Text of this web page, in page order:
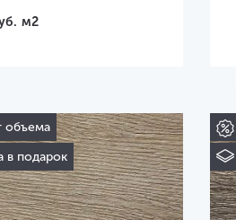
м2
объема
в подарок